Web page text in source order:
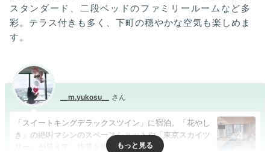
スタンダード、二段ベッドのファミリールームなど多
彩。テラス付きも多く、下町の穏やかな空気も楽しめま
す。
__m.yukosu__
「スイートキングデラックスツイン」に宿泊。「花やし
き」の絶叫マシンのスペースショットや「東京スカイツ
リー」が見えて、浅草を堪能できます♪
+4